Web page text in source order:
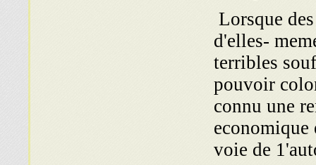
Lorsque
d'elles-
terribles
pouvoir
connu une
economique
voie de